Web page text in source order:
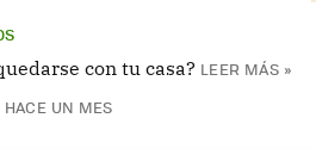
con tu casa? LEER MÁS »
HACE UN MES